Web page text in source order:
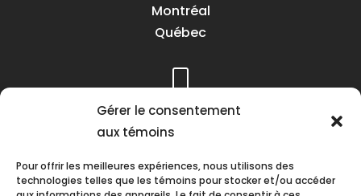
Gérer le consentement
aux témoins
Pour offrir les meilleures expériences, nous utilisons des
technologies telles que les témoins pour stocker et/ou accéder
Montréal
Québec
Téléphone :
(418) 622-1001